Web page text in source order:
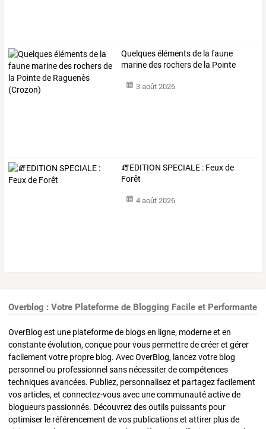
Quelquesélémentsde la faune
marinedes rochersde la Pointe
3 août 2026
🧯EDITION SPECIALE : Feux de
Forêt
4 août 2026
Overblog : Votre Plateforme de Blogging Facile et Performante
OverBlog est une plateforme de blogs en ligne, moderne et en
constante évolution, conçue pour vous permettre de créer et gérer
facilement votre propre blog. Avec OverBlog, lancez votre blog
personnel ou professionnel sans nécessiter de compétences
techniques avancées. Publiez, personnalisez et partagez facilement
vos articles, et connectez-vous avec une communauté active de
blogueurs passionnés. Découvrez des outils puissants pour
optimiser le référencement de vos publications et attirer plus de